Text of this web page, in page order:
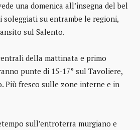
una domenica all’insegna del bel
soleggiati su entrambe le regioni,
sul Salento.
della mattinata e primo
punte di 15-17° sul Tavoliere,
Più fresco sulle zone interne e in
sull’entroterra murgiano e